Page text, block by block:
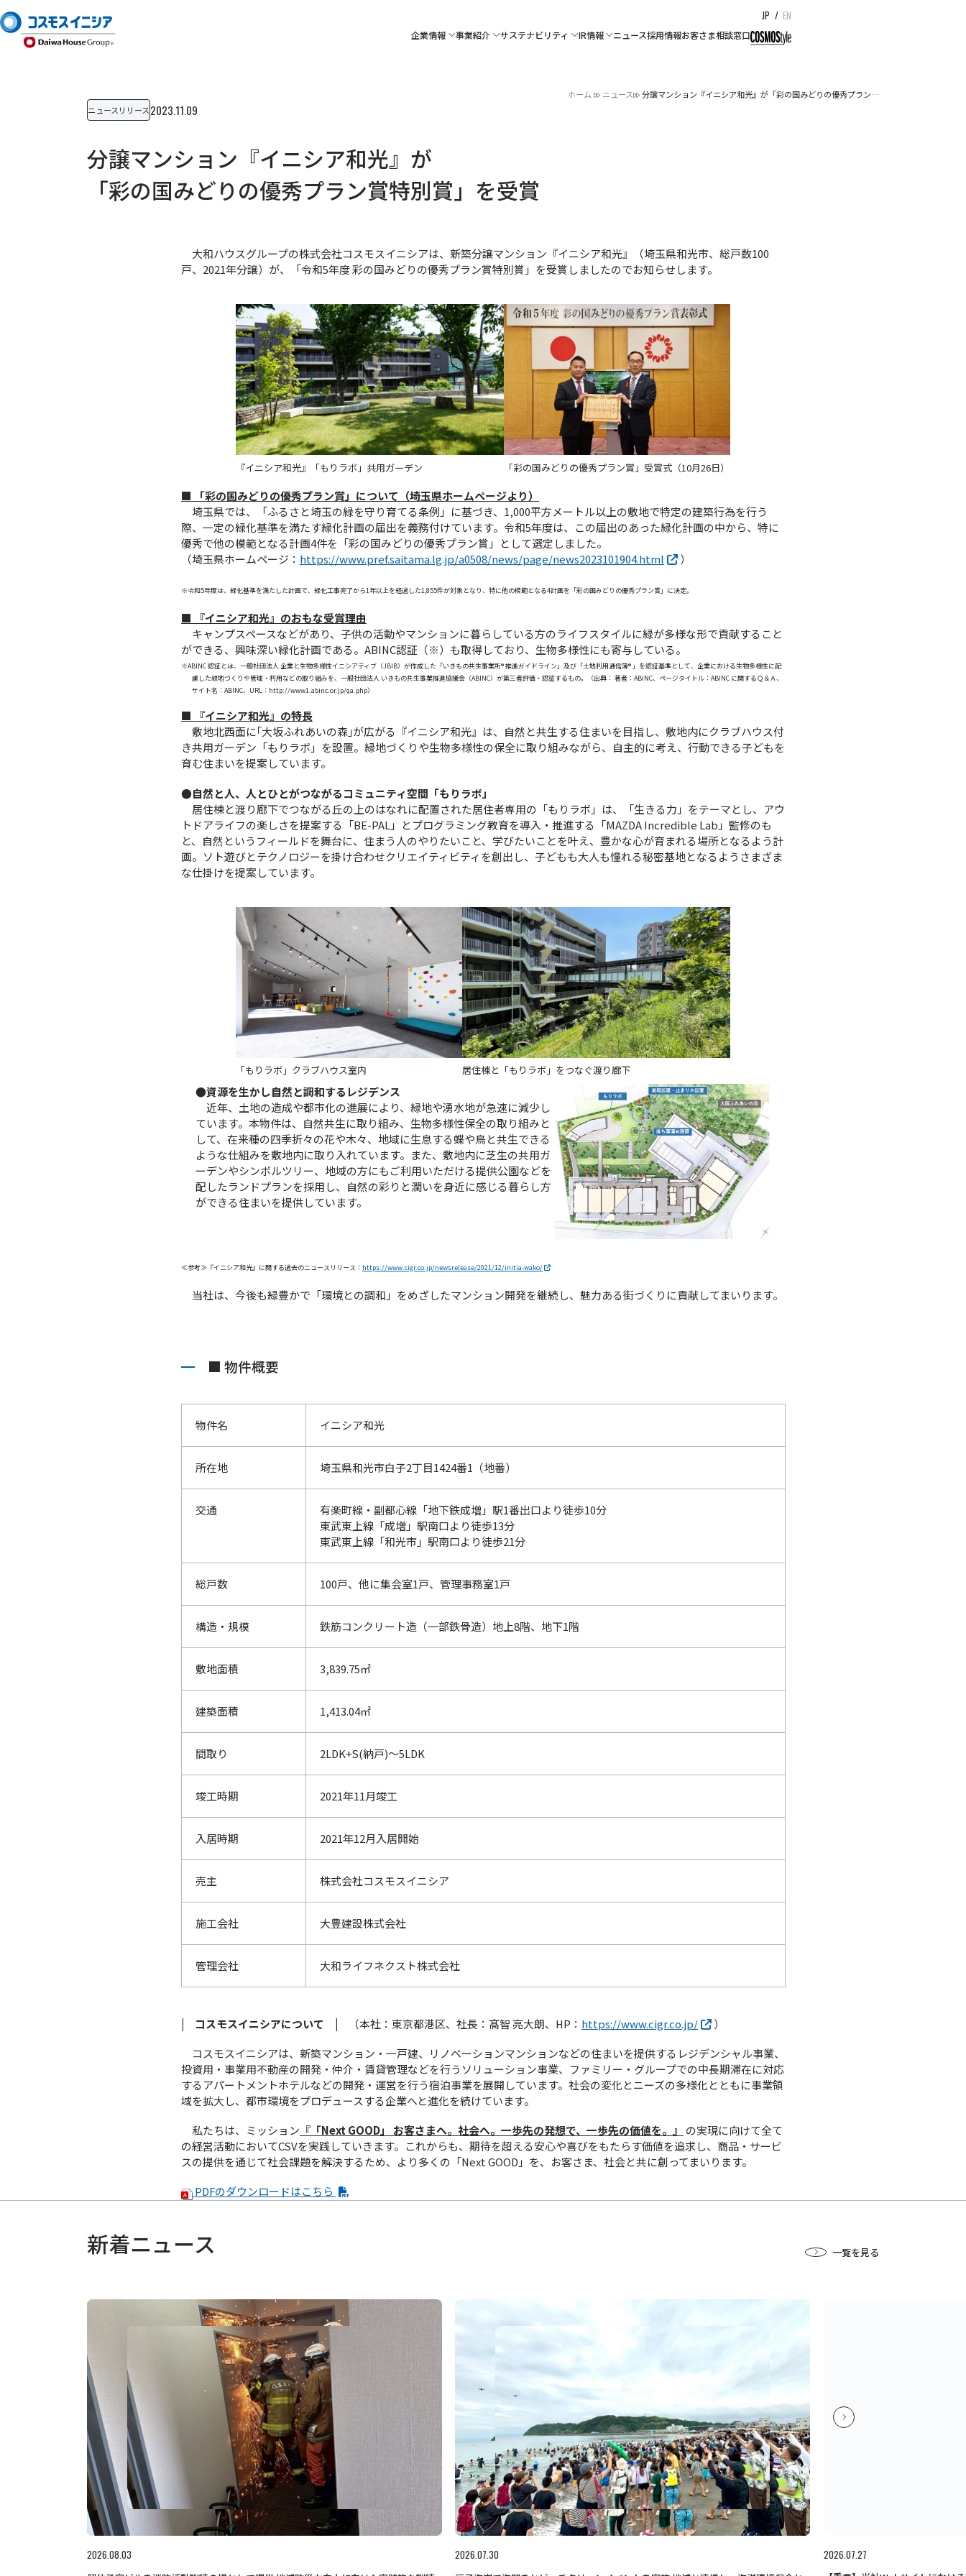
企業情報 事業紹介 サステナビリティ IR情報 ニュース採用情報お客さま相談窓口
JP / EN
ホーム ニュース
分譲マンション『イニシア和光』が「彩の国みどりの優秀プラン…
ニュースリリース2023.11.09
分譲マンション『イニシア和光』が
「彩の国みどりの優秀プラン賞特別賞」を受賞
大和ハウスグループの株式会社コスモスイニシアは、新築分譲マンション『イニシア和光』（埼玉県和光市、総戸数100
戸、2021年分譲）が、「令和5年度 彩の国みどりの優秀プラン賞特別賞」を受賞しましたのでお知らせします。
『イニシア和光』「もりラボ」共用ガーデン 「彩の国みどりの優秀プラン賞」受賞式（10月26日）
■ 「彩の国みどりの優秀プラン賞」について（埼玉県ホームページより）
埼玉県では、「ふるさと埼玉の緑を守り育てる条例」に基づき、1,000平方メートル以上の敷地で特定の建築行為を行う
際、一定の緑化基準を満たす緑化計画の届出を義務付けています。令和5年度は、この届出のあった緑化計画の中から、特に
優秀で他の模範となる計画4件を「彩の国みどりの優秀プラン賞」として選定しました。
（埼玉県ホームページ： https://www.pref.saitama.lg.jp/a0508/news/page/news2023101904.html ）
※令和5年度は、緑化基準を満たした計画で、緑化工事完了から1年以上を経過した1,855件が対象となり、特に他の模範となる4計画を「彩の国みどりの優秀プラン賞」に決定。
■ 『イニシア和光』のおもな受賞理由
キャンプスペースなどがあり、子供の活動やマンションに暮らしている方のライフスタイルに緑が多様な形で貢献すること
ができる、興味深い緑化計画である。ABINC認証（※）も取得しており、生物多様性にも寄与している。
※ABINC 認証とは、一般社団法人 企業と生物多様性イニシアティブ（JBIB）が作成した「いきもの共生事業所® 推進ガイドライン」及び「土地利用通信簿® 」を認証基準として、企業における生物多様性に配
慮した緑地づくりや管理・利用などの取り組みを、一般社団法人 いきもの共生事業推進協議会（ABINC）が第三者評価・認証するもの。（出典： 著者：ABINC、ページタイトル：ABINC に関するＱ＆Ａ、
サイト名：ABINC、URL： http://www1.abinc.or.jp/qa.php）
■ 『イニシア和光』の特長
敷地北西面に｢大坂ふれあいの森｣が広がる『イニシア和光』は、自然と共生する住まいを目指し、敷地内にクラブハウス付
き共用ガーデン「もりラボ」を設置。緑地づくりや生物多様性の保全に取り組みながら、自主的に考え、行動できる子どもを
育む住まいを提案しています。
●自然と人、人とひとがつながるコミュニティ空間「もりラボ」
居住棟と渡り廊下でつながる丘の上のはなれに配置された居住者専用の「もりラボ」は、「生きる力」をテーマとし、アウ
トドアライフの楽しさを提案する「BE-PAL」とプログラミング教育を導入・推進する「MAZDA Incredible Lab」監修のも
と、自然というフィールドを舞台に、住まう人のやりたいこと、学びたいことを叶え、豊かな心が育まれる場所となるよう計
画。ソト遊びとテクノロジーを掛け合わせクリエイティビティを創出し、子どもも大人も憧れる秘密基地となるようさまざま
な仕掛けを提案しています。
「もりラボ」クラブハウス室内 居住棟と「もりラボ」をつなぐ渡り廊下
●資源を生かし自然と調和するレジデンス
近年、土地の造成や都市化の進展により、緑地や湧水地が急速に減少し
ています。本物件は、自然共生に取り組み、生物多様性保全の取り組みと
して、在来種の四季折々の花や木々、地域に生息する蝶や鳥と共生できる
ような仕組みを敷地内に取り入れています。また、敷地内に芝生の共用ガ
ーデンやシンボルツリー、地域の方にもご利用いただける提供公園などを
配したランドプランを採用し、自然の彩りと潤いを身近に感じる暮らし方
ができる住まいを提供しています。
≪参考≫『イニシア和光』に関する過去のニュースリリース： https://www.cigr.co.jp/newsrelease/2021/12/initia-wako/
当社は、今後も緑豊かで「環境との調和」をめざしたマンション開発を継続し、魅力ある街づくりに貢献してまいります。
■ 物件概要
物件名 イニシア和光
所在地 埼玉県和光市白子2丁目1424番1（地番）
交通
有楽町線・副都心線「地下鉄成増」駅1番出口より徒歩10分
東武東上線「成増」駅南口より徒歩13分
東武東上線「和光市」駅南口より徒歩21分
総戸数 100戸、他に集会室1戸、管理事務室1戸
構造・規模 鉄筋コンクリート造（一部鉄骨造）地上8階、地下1階
敷地面積 3,839.75㎡
建築面積 1,413.04㎡
間取り 2LDK+S(納戸)～5LDK
竣工時期 2021年11月竣工
入居時期 2021年12月入居開始
売主 株式会社コスモスイニシア
施工会社 大豊建設株式会社
管理会社 大和ライフネクスト株式会社
| コスモスイニシアについて | （本社：東京都港区、社長：髙智 亮大朗、HP： https://www.cigr.co.jp/
）
コスモスイニシアは、新築マンション・一戸建、リノベーションマンションなどの住まいを提供するレジデンシャル事業、
投資用・事業用不動産の開発・仲介・賃貸管理などを行うソリューション事業、ファミリー・グループでの中長期滞在に対応
するアパートメントホテルなどの開発・運営を行う宿泊事業を展開しています。社会の変化とニーズの多様化とともに事業領
域を拡大し、都市環境をプロデュースする企業へと進化を続けています。
私たちは、ミッション 『「Next GOOD」 お客さまへ。社会へ。⼀歩先の発想で、⼀歩先の価値を。』
の実現に向けて全て
の経営活動においてCSVを実践していきます。これからも、期待を超える安心や喜びをもたらす価値を追求し、商品・サービ
スの提供を通じて社会課題を解決するため、より多くの「Next GOOD」を、お客さま、社会と共に創ってまいります。
PDFのダウンロードはこちら
新着ニュース 一覧を見る
2026.08.03 2026.07.30 2026.07.27